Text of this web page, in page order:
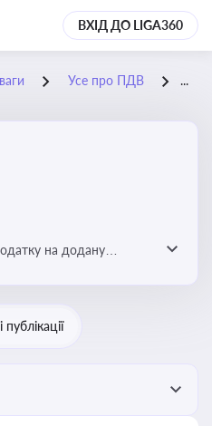
ВХІД ДО LIGA360
Усе про ПДВ 23-
на додану
публікації